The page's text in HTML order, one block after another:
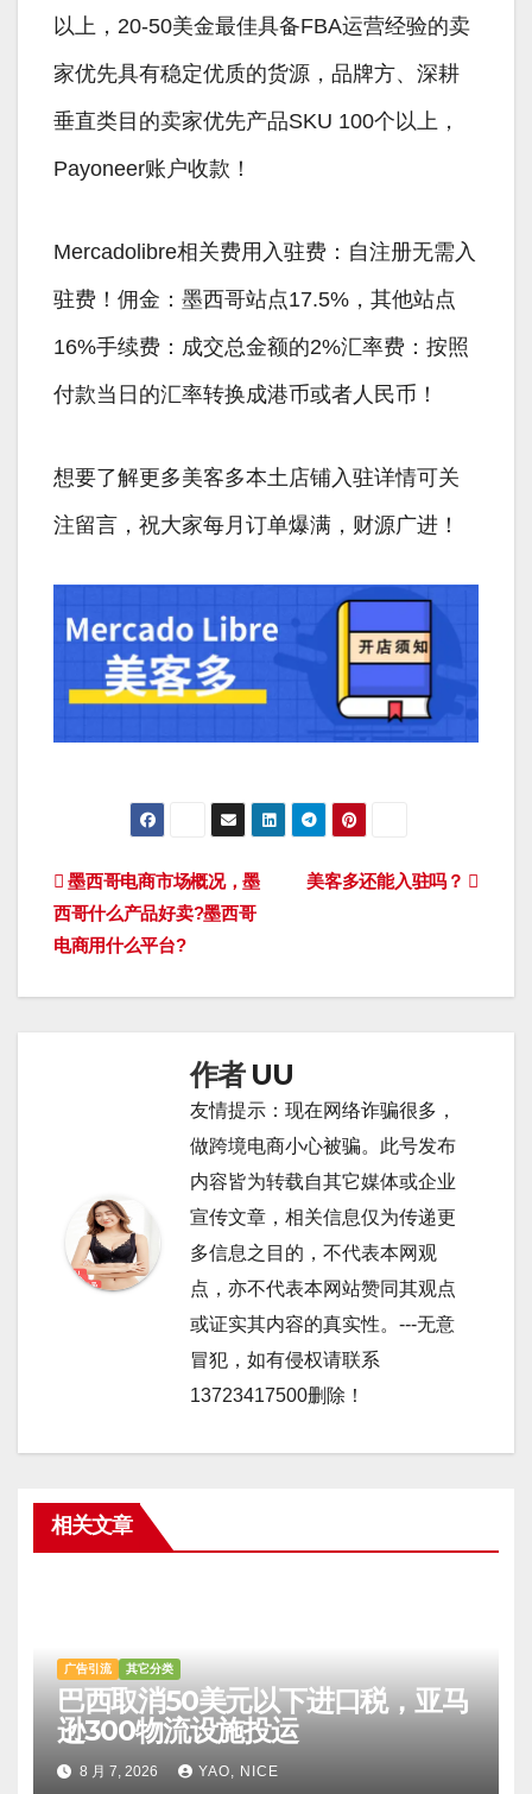
以上，20-50美金最佳具备FBA运营经验的卖
家优先具有稳定优质的货源，品牌方、深耕
垂直类目的卖家优先产品SKU 100个以上，
Payoneer账户收款！
Mercadolibre相关费用入驻费：自注册无需入
驻费！佣金：墨西哥站点17.5%，其他站点
16%手续费：成交总金额的2%汇率费：按照
付款当日的汇率转换成港币或者人民币！
想要了解更多美客多本土店铺入驻详情可关
注留言，祝大家每月订单爆满，财源广进！
文
章
导
美客多还能入驻吗？
墨西哥电商市场概况，墨
西哥什么产品好卖?墨西哥
电商用什么平台?
作者 UU
友情提示：现在网络诈骗很多，
做跨境电商小心被骗。此号发布
内容皆为转载自其它媒体或企业
宣传文章，相关信息仅为传递更
多信息之目的，不代表本网观
点，亦不代表本网站赞同其观点
或证实其内容的真实性。---无意
冒犯，如有侵权请联系
13723417500删除！
相关文章
广告引流 其它分类
巴西取消50美元以下进口税，亚马
逊300物流设施投运
8 月 7, 2026 YAO, NICE